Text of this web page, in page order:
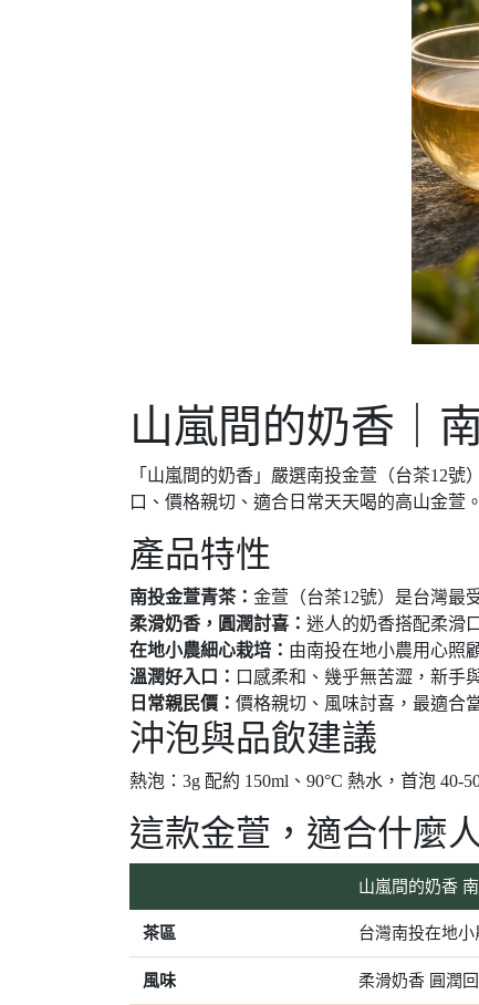
山嵐間的奶香｜
「山嵐間的奶香」嚴選南投金萱（台茶12
口、價格親切、適合日常天天喝的高山金萱。
產品特性
南投金萱青茶： 金萱（台茶12號）是台灣最
柔滑奶香，圓潤討喜： 迷人的奶香搭配柔滑
在地小農細心栽培： 由南投在地小農用心照
溫潤好入口： 口感柔和、幾乎無苦澀，新手
日常親民價： 價格親切、風味討喜，最適合
沖泡與品飲建議
熱泡：3g 配約 150ml、90°C 熱水，首泡
這款金萱，適合什麼人
山嵐間的奶香
茶區 台灣南投在地小
風味 柔滑奶香 圓潤